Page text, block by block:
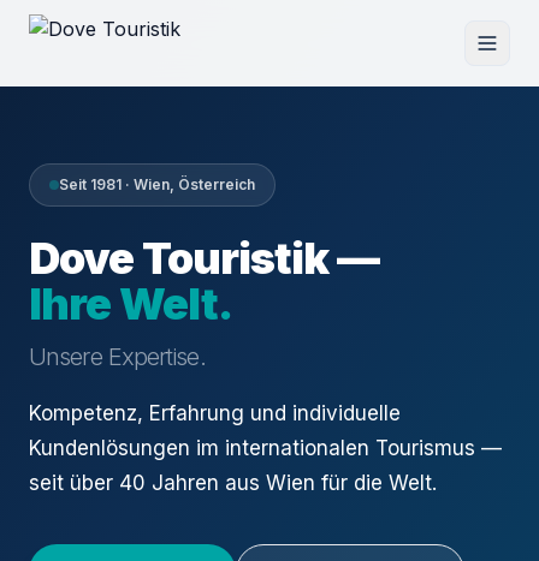
Seit 1981 · Wien, Österreich
Dove Touristik —
Ihre Welt.
Unsere Expertise.
Kompetenz, Erfahrung und individuelle
Kundenlösungen im internationalen Tourismus —
seit über 40 Jahren aus Wien für die Welt.